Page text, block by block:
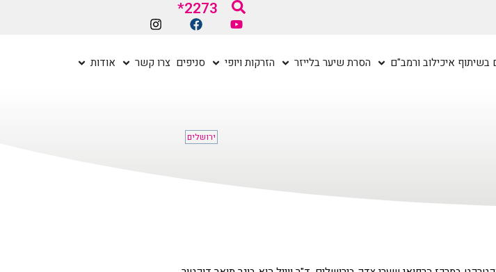
2273*
איכילוב ורמב"ם הסרת שיער בלייזר הזרקות ויופי סניפים צרו קשר אודות
ירושלים